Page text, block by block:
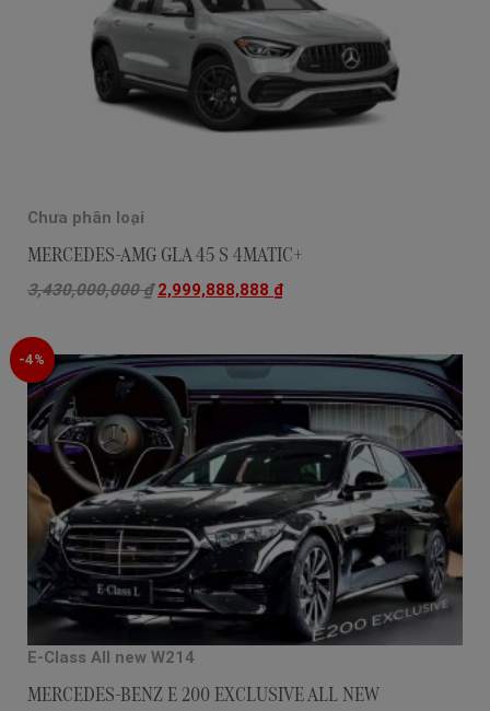
Chưa phân loại
MERCEDES-AMG GLA 45 S 4MATIC+
3,430,000,000₫ 2,999,888,888 ₫
-4%
E-Class All new W214
MERCEDES-BENZ E 200 EXCLUSIVE ALL NEW